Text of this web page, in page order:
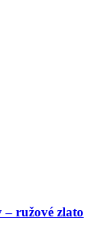
ružové zlato